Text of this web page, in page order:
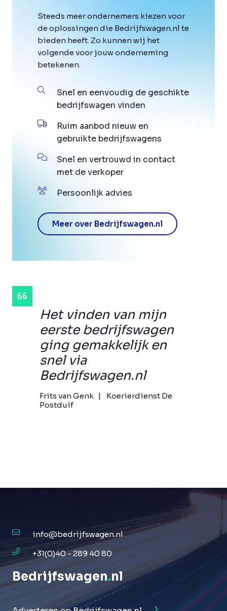
Het vinden van mijn
eerste bedrijfswagen
ging gemakkelijk en
snel via
Bedrijfswagen.nl
Frits van Genk
Koerierdienst De
Postduif
Steeds meer ondernemers kiezen voor
de oplossingen die Bedrijfswagen.nl te
bieden heeft. Zo kunnen wij het
volgende voor jouw onderneming
betekenen.
Snel en eenvoudig de geschikte
bedrijfswagen vinden
Ruim aanbod nieuw en
gebruikte bedrijfswagens
Snel en vertrouwd in contact
met de verkoper
Persoonlijk advies
Meer over Bedrijfswagen.nl
info@bedrijfswagen.nl
+31(0)40 - 289 40 80
Bedrijfswagen.nl